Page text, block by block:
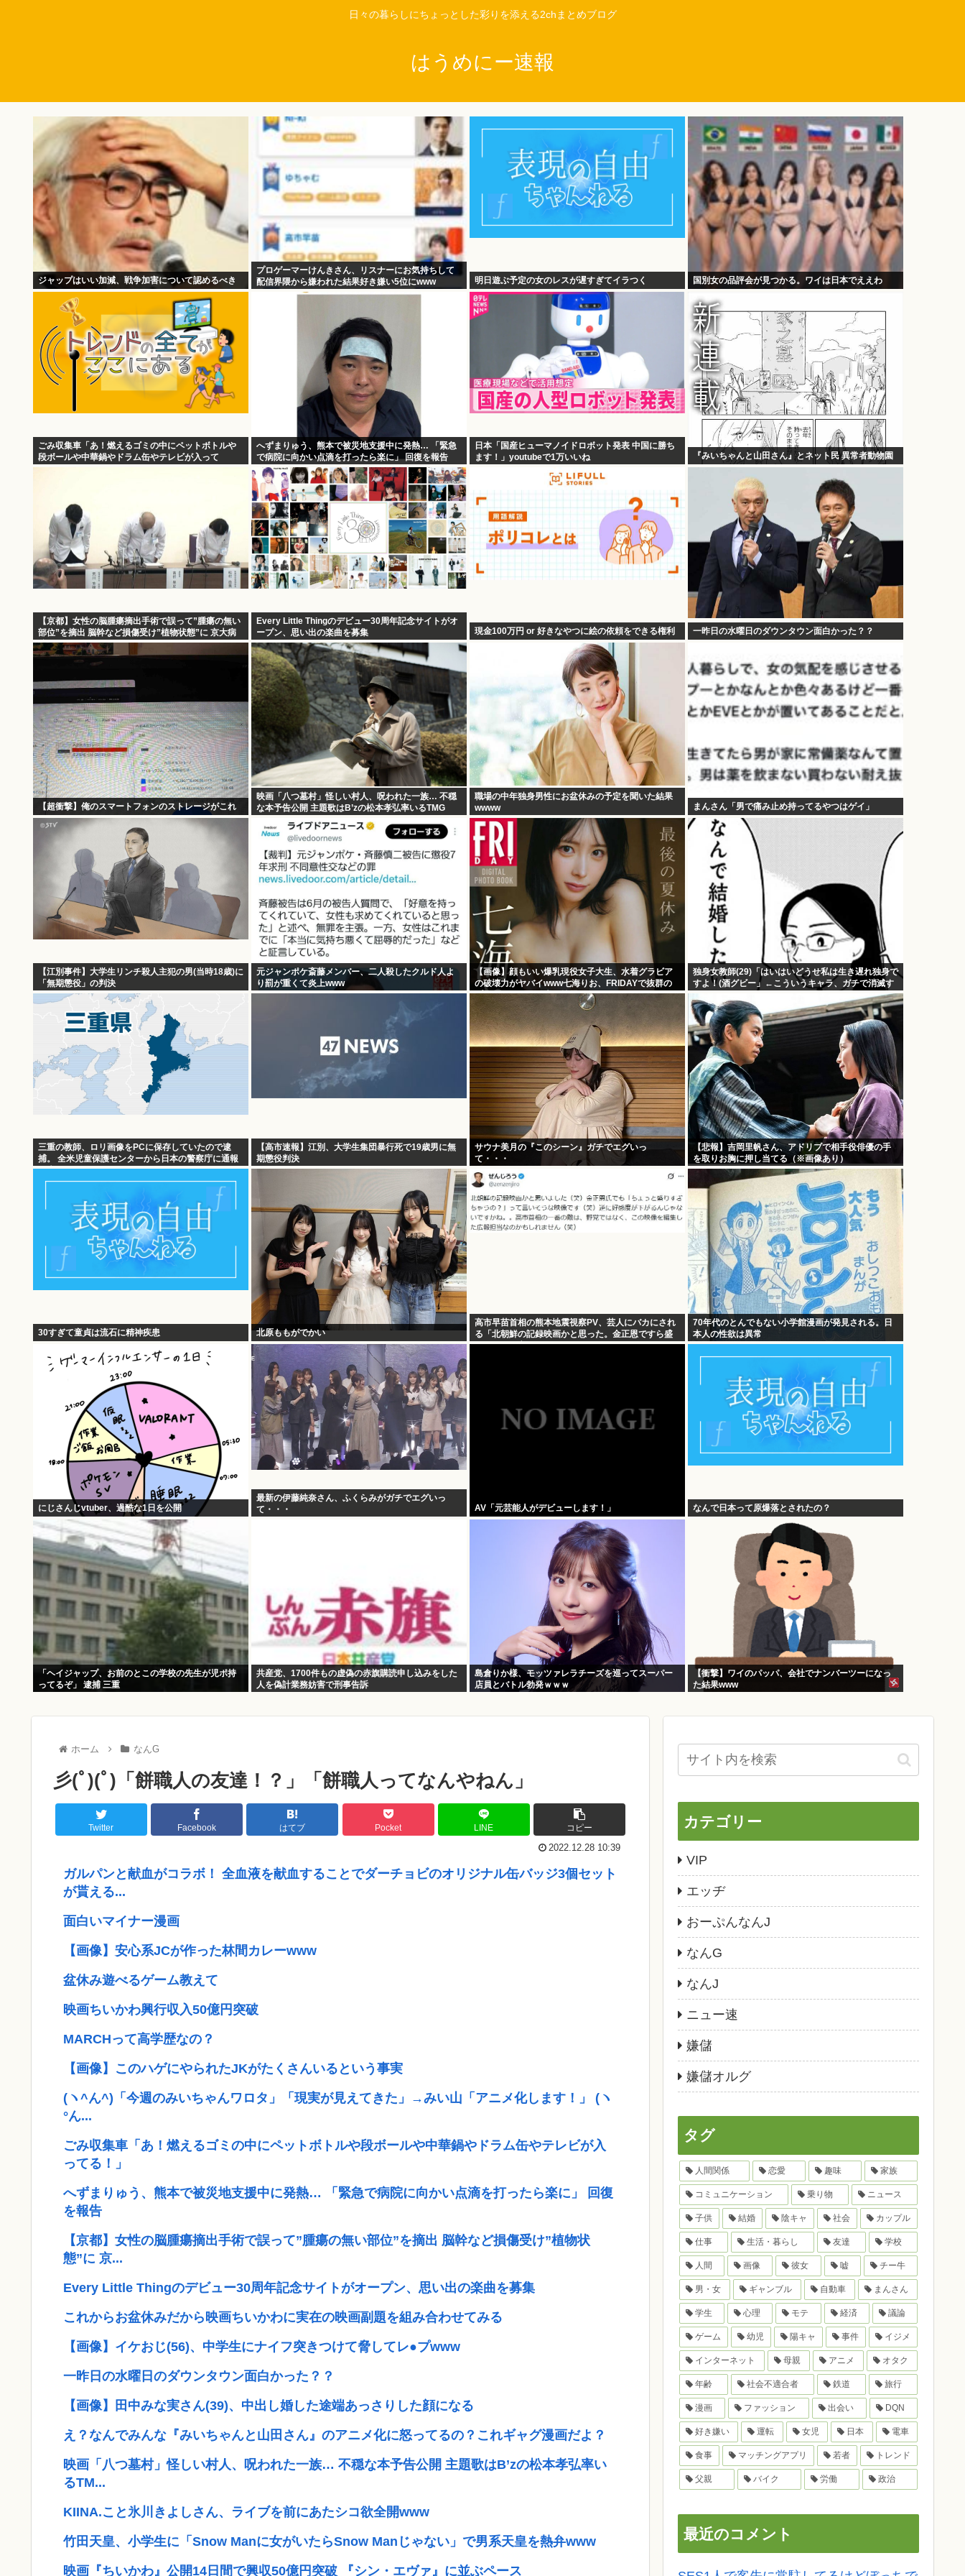
日々の暮らしにちょっとした彩りを添える2chまとめブログ
はうめにー速報
ジャップはいい加減、戦争加害について認めるべき
プロゲーマーけんきさん、リスナーにお気持ちして
配信界隈から嫌われた結果好き嫌い5位にwww
明日遊ぶ予定の女のレスが遅すぎてイラつく 国別女の品評会が見つかる。ワイは日本でええわ
ごみ収集車「あ！燃えるゴミの中にペットボトルや
段ボールや中華鍋やドラム缶やテレビが入って
る！」
へずまりゅう、熊本で被災地支援中に発熱… 「緊急
で病院に向かい点滴を打ったら楽に」 回復を報告
日本「国産ヒューマノイドロボット発表 中国に勝ち
ます！」youtubeで1万いいね
『みいちゃんと山田さん』とネット民 異常者動物園
【京都】女性の脳腫瘍摘出手術で誤って”腫瘍の無い
部位”を摘出 脳幹など損傷受け”植物状態”に 京大病
院
Every Little Thingのデビュー30周年記念サイトがオ
ープン、思い出の楽曲を募集
現金100万円 or 好きなやつに絵の依頼をできる権利 一昨日の水曜日のダウンタウン面白かった？？
【超衝撃】俺のスマートフォンのストレージがこれ
映画「八つ墓村」怪しい村人、呪われた一族… 不穏
な本予告公開 主題歌はB’zの松本孝弘率いるTMG
職場の中年独身男性にお盆休みの予定を聞いた結果
wwww
まんさん「男で痛み止め持ってるやつはゲイ」
【江別事件】大学生リンチ殺人主犯の男(当時18歳)に
「無期懲役」の判決
元ジャンポケ斎藤メンバー、二人殺したクルド人よ
り罰が重くて炎上www
【画像】顔もいい爆乳現役女子大生、水着グラビア
の破壊力がヤバイwww七海りお、FRIDAYで抜群の
プロポーションを大胆披露！！！
独身女教師(29)「はいはいどうせ私は生き遅れ独身で
すよ！(酒グビー」←こういうキャラ、ガチで消滅す
三重の教師、ロリ画像をPCに保存していたので逮
捕。 全米児童保護センターから日本の警察庁に通報
が来る。
【高市速報】江別、大学生集団暴行死で19歳男に無
期懲役判決
サウナ美月の『このシーン』ガチでエグいっ
て・・・
【悲報】吉岡里帆さん、アドリブで相手役俳優の手
を取りお胸に押し当てる（※画像あり）
30すぎて童貞は流石に精神疾患 北原ももがでかい
高市早苗首相の熊本地震視察PV、芸人にバカにされ
る「北朝鮮の記録映画かと思った。金正恩ですら盛
りすぎって言うぞ」
70年代のとんでもない小学館漫画が発見される。日
本人の性欲は異常
にじさんじvtuber、過酷な1日を公開
最新の伊藤純奈さん、ふくらみがガチでエグいっ
て・・・
AV「元芸能人がデビューします！」 なんで日本って原爆落とされたの？
「ヘイジャップ、お前のとこの学校の先生が児ポ持
ってるぞ」 逮捕 三重
共産党、1700件もの虚偽の赤旗購読申し込みをした
人を偽計業務妨害で刑事告訴
島倉りか様、モッツァレラチーズを巡ってスーパー
店員とバトル勃発ｗｗｗ
【衝撃】ワイのパッパ、会社でナンバーツーになっ
た結果www
ホーム なんG
彡(ﾟ)(ﾟ)「餅職人の友達！？」「餅職人ってなんやねん」
Twitter Facebook はてブ Pocket LINE コピー
2022.12.28 10:39
ガルパンと献血がコラボ！ 全血液を献血することでダーチョビのオリジナル缶バッジ3個セット
が貰える...
面白いマイナー漫画
【画像】安心系JCが作った林間カレーwww
盆休み遊べるゲーム教えて
映画ちいかわ興行収入50億円突破
MARCHって高学歴なの？
【画像】このハゲにやられたJKがたくさんいるという事実
(ヽ^ん^)「今週のみいちゃんワロタ」「現実が見えてきた」→みい山「アニメ化します！」 (ヽ
°ん...
ごみ収集車「あ！燃えるゴミの中にペットボトルや段ボールや中華鍋やドラム缶やテレビが入
ってる！」
へずまりゅう、熊本で被災地支援中に発熱… 「緊急で病院に向かい点滴を打ったら楽に」 回復
を報告
【京都】女性の脳腫瘍摘出手術で誤って”腫瘍の無い部位”を摘出 脳幹など損傷受け”植物状
態”に 京...
Every Little Thingのデビュー30周年記念サイトがオープン、思い出の楽曲を募集
これからお盆休みだから映画ちいかわに実在の映画副題を組み合わせてみる
【画像】イケおじ(56)、中学生にナイフ突きつけて脅してレ●プwww
一昨日の水曜日のダウンタウン面白かった？？
【画像】田中みな実さん(39)、中出し婚した途端あっさりした顔になる
え？なんでみんな『みいちゃんと山田さん』のアニメ化に怒ってるの？これギャグ漫画だよ？
映画「八つ墓村」怪しい村人、呪われた一族… 不穏な本予告公開 主題歌はB’zの松本孝弘率い
るTM...
KIINA.こと氷川きよしさん、ライブを前にあたシコ欲全開www
竹田天皇、小学生に「Snow Manに女がいたらSnow Manじゃない」で男系天皇を熱弁www
映画『ちいかわ』公開14日間で興収50億円突破 『シン・エヴァ』に並ぶペース
カテゴリー
VIP
エッヂ
おーぷんなんJ
なんG
なんJ
ニュー速
嫌儲
嫌儲オルグ
タグ
人間関係 恋愛 趣味 家族
コミュニケーション 乗り物 ニュース
子供 結婚 陰キャ 社会 カップル
仕事 生活・暮らし 友達 学校
人間 画像 彼女 嘘 チー牛
男・女 ギャンブル 自動車 まんさん
学生 心理 モテ 経済 議論
ゲーム 幼児 陽キャ 事件 イジメ
インターネット 母親 アニメ オタク
年齢 社会不適合者 鉄道 旅行
漫画 ファッション 出会い DQN
好き嫌い 運転 女児 日本 電車
食事 マッチングアプリ 若者 トレンド
父親 バイク 労働 政治
最近のコメント